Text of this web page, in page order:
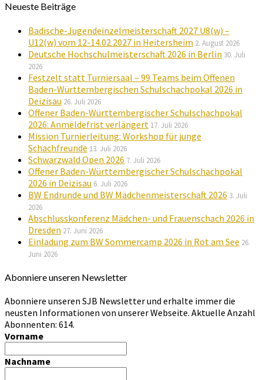
Neueste Beiträge
Badische-Jugendeinzelmeisterschaft 2027 U8(w) –
U12(w) vom 12-14.02.2027 in Heitersheim 2. August 2026
Deutsche Hochschulmeisterschaft 2026 in Berlin 30. Juli
2026
Festzelt statt Turniersaal – 99 Teams beim Offenen
Baden-Württembergischen Schulschachpokal 2026 in
Deizisau 26. Juli 2026
Offener Baden-Württembergischer Schulschachpokal
2026: Anmeldefrist verlängert 17. Juli 2026
Mission Turnierleitung: Workshop für junge
Schachfreunde 13. Juli 2026
Schwarzwald Open 2026 7. Juli 2026
Offener Baden-Württembergischer Schulschachpokal
2026 in Deizisau 6. Juli 2026
BW Endrunde und BW Mädchenmeisterschaft 2026 3. Juli
2026
Abschlusskonferenz Mädchen- und Frauenschach 2026 in
Dresden 27. Juni 2026
Einladung zum BW Sommercamp 2026 in Rot am See 26.
Juni 2026
Abonniere unseren Newsletter
Abonniere unseren SJB Newsletter und erhalte immer die
neusten Informationen von unserer Webseite. Aktuelle Anzahl
Abonnenten: 614.
Vorname
Nachname